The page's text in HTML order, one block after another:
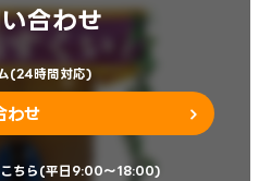
合わせ
(24時間対応)
わせ
こちら(平日9:00～18:00)